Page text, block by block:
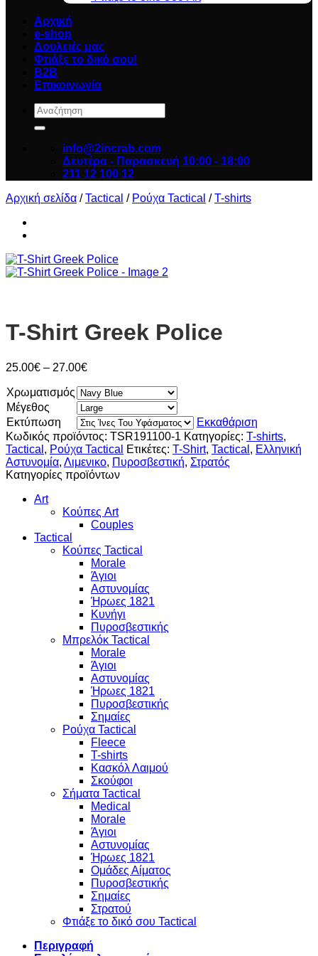
Αρχική
e-shop
Δουλειές μας
Φτιάξε το δικό σου!
B2B
Επικοινωνία
Αναζήτηση
για:
info@2incrab.com
Δευτέρα - Παρασκευή 10:00 - 18:00
211 12 100 12
Αρχική σελίδα / Tactical / Ρούχα Tactical / T-shirts
T-Shirt Greek Police
25.00€ – 27.00€Price
25.00€
through
27.00€
Χρωματισμός
Μέγεθος
Εκτύπωση
Εκκαθάριση
Κωδικός προϊόντος: TSR191100-1 Κατηγορίες: T-shirts,
Tactical , Ρούχα Tactical Ετικέτες: T-Shirt, Tactical , Ελληνική
Αστυνομία, Λιμενικο, Πυροσβεστική, Στρατός
Κατηγορίες προϊόντων
Art
Κούπες Art
Couples
Tactical
Κούπες Tactical
Morale
Άγιοι
Αστυνομίας
Ήρωες 1821
Κυνήγι
Πυροσβεστικής
Μπρελόκ Tactical
Morale
Άγιοι
Αστυνομίας
Ήρωες 1821
Πυροσβεστικής
Σημαίες
Ρούχα Tactical
Fleece
T-shirts
Κασκόλ Λαιμού
Σκούφοι
Σήματα Tactical
Medical
Morale
Άγιοι
Αστυνομίας
Ήρωες 1821
Ομάδες Αίματος
Πυροσβεστικής
Σημαίες
Στρατού
Φτιάξε το δικό σου Tactical
Περιγραφή